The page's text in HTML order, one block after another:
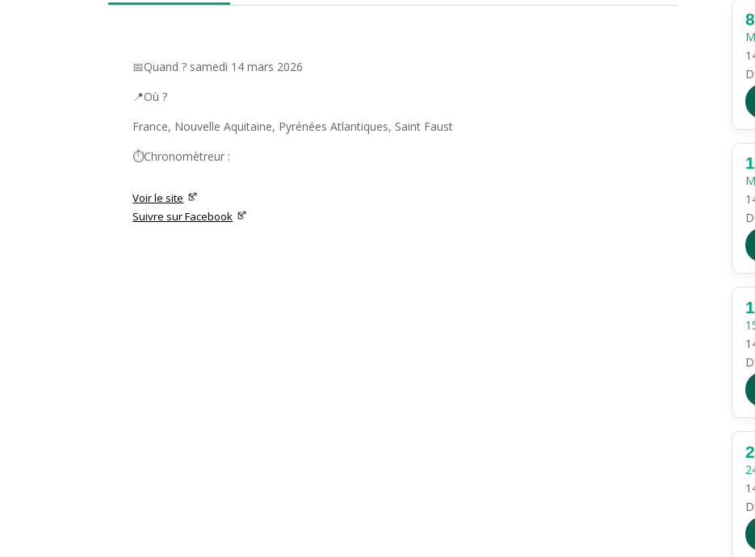
📅Quand ? samedi 14 mars 2026
📍Où ?
France, Nouvelle Aquitaine, Pyrénées Atlantiques, Saint Faust
⏱️Chronomètreur :
Voir le site
Suivre sur Facebook